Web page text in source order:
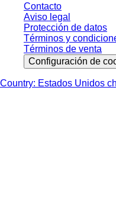
Contacto
Aviso legal
Protección de datos
Términos y
Términos de venta
Configuración de
Country: Estados Unidos